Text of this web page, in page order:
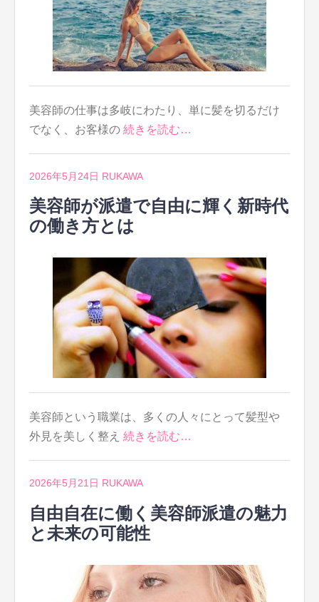
美容師の仕事は多岐にわたり、単に髪を切るだけ
でなく、お客様の 続きを読む…
2026年5月24日 RUKAWA
美容師が派遣で自由に輝く新時代
の働き方とは
美容師という職業は、多くの人々にとって髪型や
外見を美しく整え 続きを読む…
2026年5月21日 RUKAWA
自由自在に働く美容師派遣の魅力
と未来の可能性